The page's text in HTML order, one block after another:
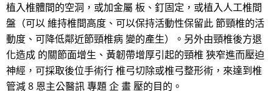
植入椎體間的空洞，或加金屬 板、釘固定，或植入人工椎間
盤（可以 維持椎間高度、可以保持活動性保留此 節頸椎的活
動度、可降低鄰近節頸椎病 變的產生）。另外由頸椎後方退
化造成 的關節面增生、黃韌帶增厚引起的頸椎 狹窄進而壓迫
神經，可採取後位手術行 椎弓切除或椎弓整形術，來達到椎
管減 8 恩主公醫訊 專題 企 畫 壓的目的。